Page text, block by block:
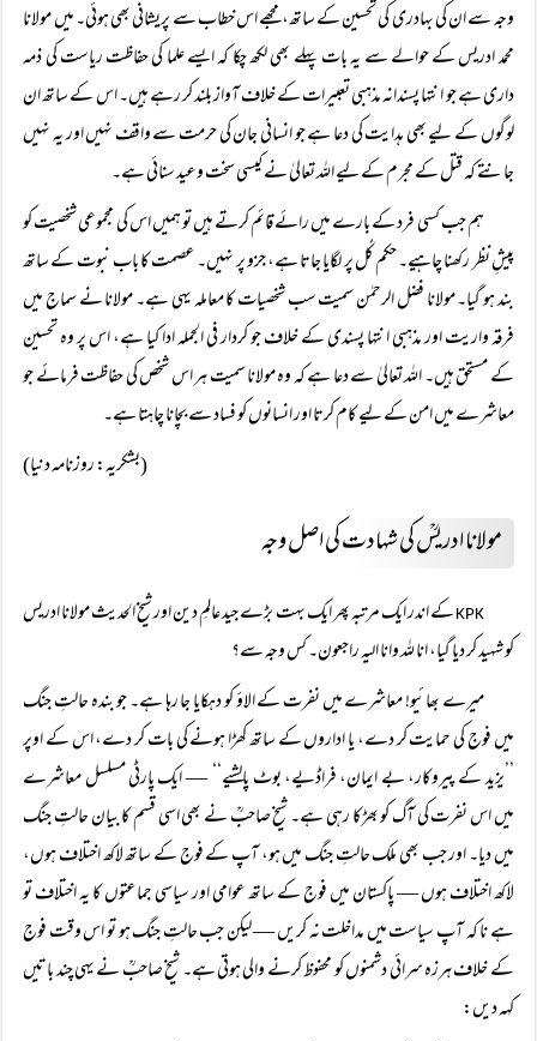
وجہ سے ان کی بہادری کی تحسین کے ساتھ، مجھے اس خطاب سے پریشانی بھی ہوئی۔ میں مولانا
محمد ادریس کے حوالے سے یہ بات پہلے بھی لکھ چکا کہ ایسے علما کی حفاظت ریاست کی ذمہ
داری ہے جو انتہا پسندانہ مذہبی تعبیرات کے خلاف آواز بلند کر رہے ہیں۔ اس کے ساتھ ان
لوگوں کے لیے بھی ہدایت کی دعا ہے جو انسانی جان کی حرمت سے واقف نہیں اور یہ نہیں
جانتے کہ قتل کے مجرم کے لیے اللہ تعالیٰ نے کیسی سخت وعید سنائی ہے۔
ہم جب کسی فرد کے بارے میں رائے قائم کرتے ہیں تو ہمیں اس کی مجموعی شخصیت کو
پیشِ نظر رکھنا چاہیے۔ حکم کُل پر لگایا جاتا ہے، جزو پر نہیں۔ عصمت کا باب نبوت کے ساتھ
بند ہو گیا۔ مولانا فضل الرحمٰن سمیت سب شخصیات کا معاملہ یہی ہے۔ مولانا نے سماج میں
فرقہ واریت اور مذہبی انتہا پسندی کے خلاف جو کردار فی الجملہ ادا کیا ہے، اس پر وہ تحسین
کے مستحق ہیں۔ اللہ تعالیٰ سے دعا ہے کہ وہ مولانا سمیت ہر اس شخص کی حفاظت فرمائے جو
معاشرے میں امن کے لیے کام کرتا اور انسانوں کو فساد سے بچانا چاہتا ہے۔
(بشکریہ: روزنامہ دنیا)
مولانا ادریسؒ کی شہادت کی اصل وجہ
KPKکے اندر ایک مرتبہ پھر ایک بہت بڑے جید عالمِ دین اور شیخ الحدیث مولانا ادریس
کو شہید کر دیا گیا، انا للہ وانا الیہ راجعون۔ کس وجہ سے؟
میرے بھائیو! معاشرے میں نفرت کے الاؤ کو دہکایا جا رہا ہے۔ جو بندہ حالتِ جنگ
میں فوج کی حمایت کر دے، یا اداروں کے ساتھ کھڑا ہونے کی بات کر دے، اس کے اوپر
’’یزید کے پیروکار، بے ایمان، فراڈیے، بوٹ پالشیے‘‘ — ایک پارٹی مسلسل معاشرے
میں اس نفرت کی آگ کو بھڑکا رہی ہے۔ شیخ صاحبؒ نے بھی اسی قسم کا بیان حالتِ جنگ
میں دیا۔ اور جب بھی ملک حالتِ جنگ میں ہو، آپ کے فوج کے ساتھ لاکھ اختلاف ہوں،
لاکھ اختلاف ہوں — پاکستان میں فوج کے ساتھ عوامی اور سیاسی جماعتوں کا یہ اختلاف تو
ہے نا کہ آپ سیاست میں مداخلت نہ کریں — لیکن جب حالتِ جنگ ہو تو اس وقت فوج
کے خلاف ہرزہ سرائی دشمنوں کو محفوظ کرنے والی ہوتی ہے۔ شیخ صاحبؒ نے یہی چند باتیں
کہہ دیں: